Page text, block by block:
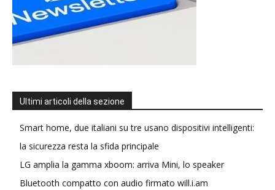
Ultimi articoli della sezione
Smart home, due italiani su tre usano dispositivi intelligenti:
la sicurezza resta la sfida principale
LG amplia la gamma xboom: arriva Mini, lo speaker
Bluetooth compatto con audio firmato will.i.am